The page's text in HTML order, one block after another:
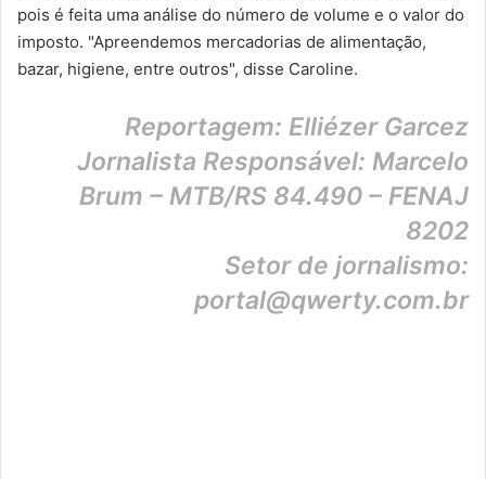
pois é feita uma análise do número de volume e o valor do
imposto. "Apreendemos mercadorias de alimentação,
bazar, higiene, entre outros", disse Caroline.
Reportagem: Elliézer Garcez
Jornalista Responsável: Marcelo
Brum – MTB/RS 84.490 – FENAJ
8202
Setor de jornalismo:
portal@qwerty.com.br